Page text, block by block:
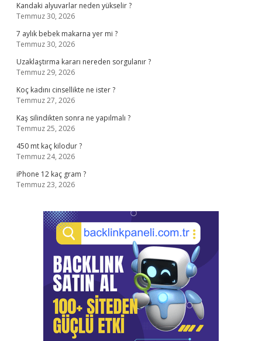
Kandaki alyuvarlar neden yükselir ?
Temmuz 30, 2026
7 aylık bebek makarna yer mi ?
Temmuz 30, 2026
Uzaklaştırma kararı nereden sorgulanır ?
Temmuz 29, 2026
Koç kadını cinsellikte ne ister ?
Temmuz 27, 2026
Kaş silindikten sonra ne yapılmalı ?
Temmuz 25, 2026
450 mt kaç kilodur ?
Temmuz 24, 2026
iPhone 12 kaç gram ?
Temmuz 23, 2026